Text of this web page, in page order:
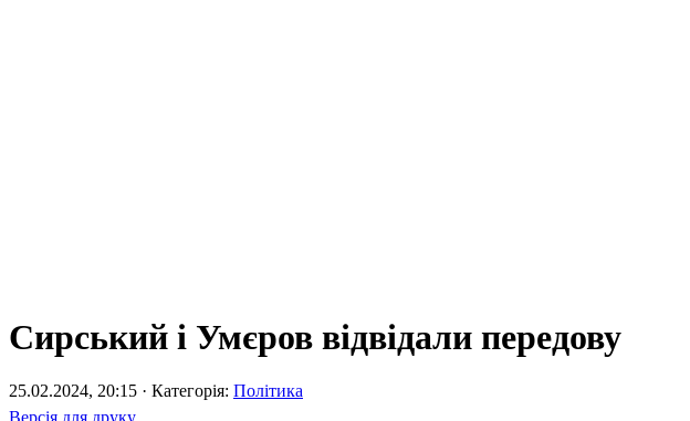
Сирський і Умєров відвідали передову
25.02.2024, 20:15 · Категорія: Політика